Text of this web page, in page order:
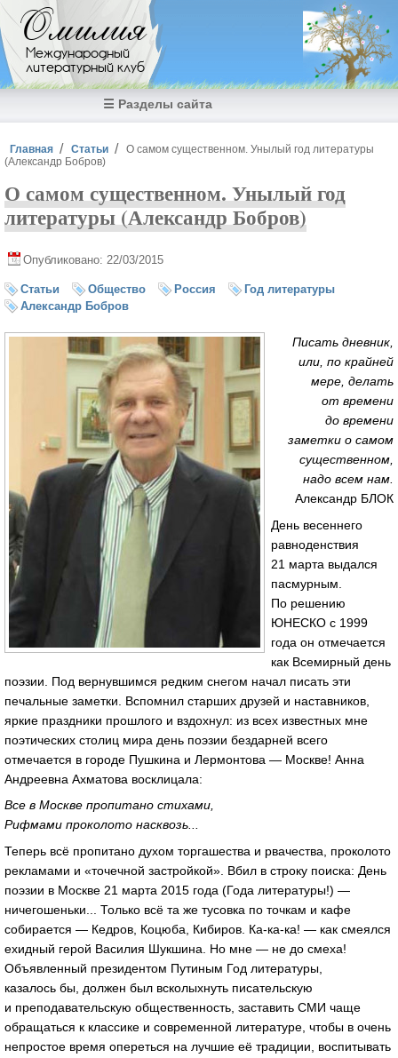
Перейти к основному содержанию
Омилия
Международный
литературный клуб
☰ Разделы сайта
Вы здесь
Главная Статьи
О самом существенном. Унылый год литературы
(Александр Бобров)
О самом существенном. Унылый год
литературы (Александр Бобров)
Опубликовано: 22/03/2015
Статьи Общество Россия
Год литературы
Александр Бобров
Писать дневник,
или, по крайней
мере, делать
от времени
до времени
заметки о самом
существенном,
надо всем нам.
Александр БЛОК
День весеннего
равноденствия
21 марта выдался
пасмурным.
По решению
ЮНЕСКО с 1999
года он отмечается
как Всемирный день
поэзии. Под вернувшимся редким снегом начал писать эти
печальные заметки. Вспомнил старших друзей и наставников,
яркие праздники прошлого и вздохнул: из всех известных мне
поэтических столиц мира день поэзии бездарней всего
отмечается в городе Пушкина и Лермонтова — Москве! Анна
Андреевна Ахматова восклицала:
Все в Москве пропитано стихами,
Рифмами проколото насквозь...
Теперь всё пропитано духом торгашества и рвачества, проколото
рекламами и «точечной застройкой». Вбил в строку поиска: День
поэзии в Москве 21 марта 2015 года (Года литературы!) —
ничегошеньки... Только всё та же тусовка по точкам и кафе
собирается — Кедров, Коцюба, Кибиров. Ка-ка-ка! — как смеялся
ехидный герой Василия Шукшина. Но мне — не до смеха!
Объявленный президентом Путиным Год литературы,
казалось бы, должен был всколыхнуть писательскую
и преподавательскую общественность, заставить СМИ чаще
обращаться к классике и современной литературе, чтобы в очень
непростое время опереться на лучшие её традиции, воспитывать